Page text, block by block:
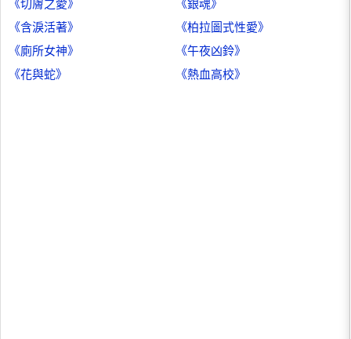
《切膚之愛》
《銀魂》
《含淚活著》
《柏拉圖式性愛》
《廁所女神》
《午夜凶鈴》
《花與蛇》
《熱血高校》